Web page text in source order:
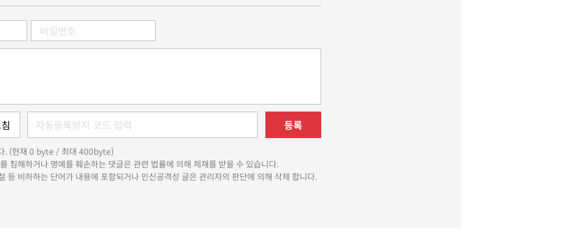
등록
. (현재 0 byte / 최대 400byte)
침해하거나 명예를 훼손하는 댓글은 관련 법률에 의해 제재를 받을 수 있습니다.
등 비하하는 단어가 내용에 포함되거나 인신공격성 글은 관리자의 판단에 의해 삭제 합니다.